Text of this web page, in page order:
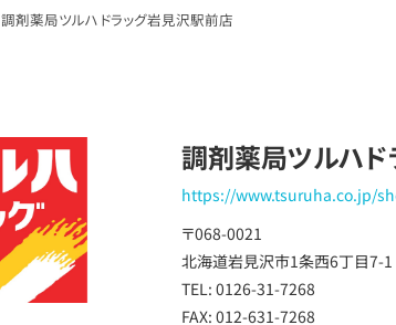
調剤薬局ツルハドラッグ岩見沢駅前店
調剤薬局ツルハ
https://www.tsuruha.co.jp/
〒068-0021
北海道岩見沢市1条西6丁目7-1
TEL: 0126-31-7268
FAX: 012-631-7268